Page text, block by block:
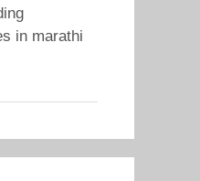
in marathi